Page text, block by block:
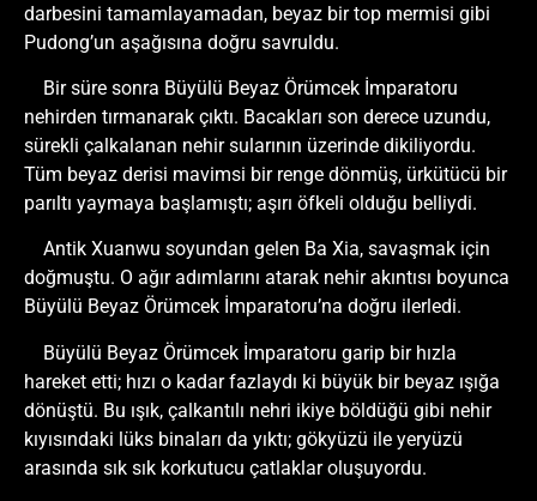
darbesini tamamlayamadan, beyaz bir top mermisi gibi
Pudong’un aşağısına doğru savruldu.
Bir süre sonra Büyülü Beyaz Örümcek İmparatoru
nehirden tırmanarak çıktı. Bacakları son derece uzundu,
sürekli çalkalanan nehir sularının üzerinde dikiliyordu.
Tüm beyaz derisi mavimsi bir renge dönmüş, ürkütücü bir
parıltı yaymaya başlamıştı; aşırı öfkeli olduğu belliydi.
Antik Xuanwu soyundan gelen Ba Xia, savaşmak için
doğmuştu. O ağır adımlarını atarak nehir akıntısı boyunca
Büyülü Beyaz Örümcek İmparatoru’na doğru ilerledi.
Büyülü Beyaz Örümcek İmparatoru garip bir hızla
hareket etti; hızı o kadar fazlaydı ki büyük bir beyaz ışığa
dönüştü. Bu ışık, çalkantılı nehri ikiye böldüğü gibi nehir
kıyısındaki lüks binaları da yıktı; gökyüzü ile yeryüzü
arasında sık sık korkutucu çatlaklar oluşuyordu.